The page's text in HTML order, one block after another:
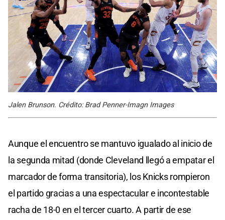
Jalen Brunson. Crédito: Brad Penner-Imagn Images
Aunque el encuentro se mantuvo igualado al inicio de
la segunda mitad (donde Cleveland llegó a empatar el
marcador de forma transitoria), los Knicks rompieron
el partido gracias a una espectacular e incontestable
racha de 18-0 en el tercer cuarto. A partir de ese